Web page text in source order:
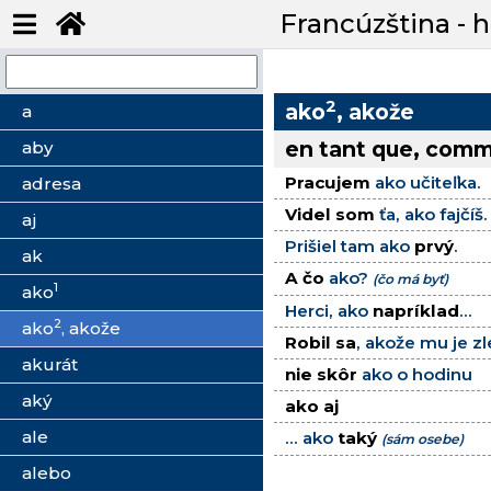
Francúzština -
a
aby
adresa
aj
ak
ako1
ako2, akože
akurát
aký
ale
alebo
ako2, akože
en tant que,
Pracujem ako učiteľka.
Videl som ťa, ako fajčíš.
Prišiel tam ako prvý.
A čo ako? (čo má byť)
Herci, ako napríklad...
Robil sa, akože mu je
nie skôr ako o hodinu
ako aj
... ako taký (sám osebe)